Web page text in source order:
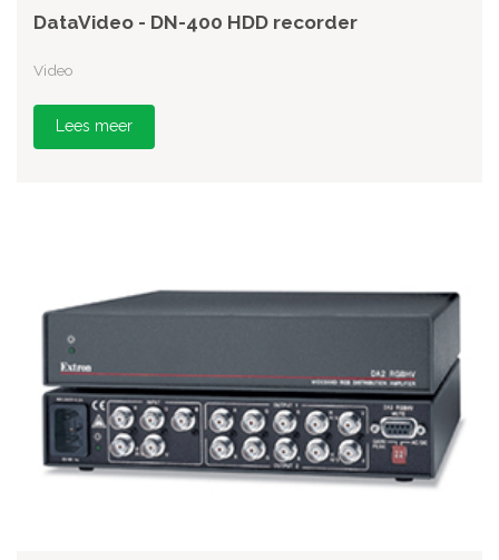
DataVideo - DN-400 HDD recorder
Video
Lees meer